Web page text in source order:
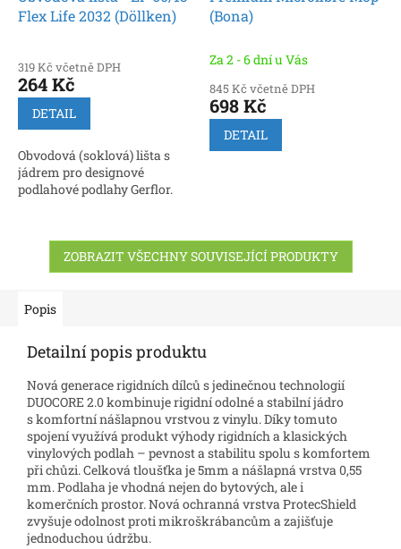
Flex Life 2032 (Döllken)
319 Kč včetně DPH
264 Kč
DETAIL
Obvodová (soklová) lišta s
jádrem pro designové
podlahové podlahy Gerflor.
(Bona)
Za 2 - 6 dní u Vás
845 Kč včetně DPH
698 Kč
DETAIL
ZOBRAZIT VŠECHNY SOUVISEJÍCÍ PRODUKTY
Popis
Detailní popis produktu
Nová generace rigidních dílců s jedinečnou technologií
DUOCORE 2.0 kombinuje rigidní odolné a stabilní jádro
s komfortní nášlapnou vrstvou z vinylu. Díky tomuto
spojení využívá produkt výhody rigidních a klasických
vinylových podlah – pevnost a stabilitu spolu s komfortem
při chůzi. Celková tloušťka je 5mm a nášlapná vrstva 0,55
mm. Podlaha je vhodná nejen do bytových, ale i
komerčních prostor. Nová ochranná vrstva ProtecShield
zvyšuje odolnost proti mikroškrábancům a zajišťuje
jednoduchou údržbu.